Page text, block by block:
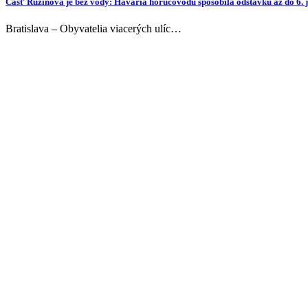
Bratislava – Obyvatelia viacerých ulíc…